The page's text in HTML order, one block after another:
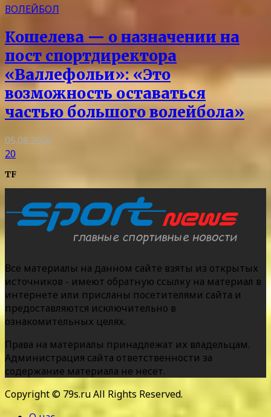
ВОЛЕЙБОЛ
Кошелева — о назначении на
пост спортдиректора
«Валлефольи»: «Это
возможность оставаться
частью большого волейбола»
05.08.2026
20
TF
Все материалы на данном сайте взяты из открытых
источников - имеют обратную ссылку на материал в
интернете или присланы посетителями сайта и
предоставляются исключительно в
ознакомительных целях.
Права на материалы принадлежат их владельцам.
Администрация сайта ответственности за
содержание материала не несет.
Copyright © 79s.ru All Rights Reserved.